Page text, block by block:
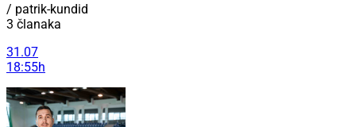
/ patrik-kundid
3 članaka
31.07
18:55h